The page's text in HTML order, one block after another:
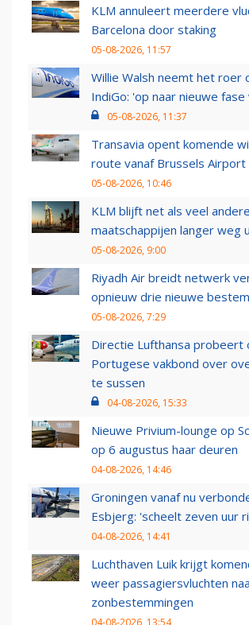
KLM annuleert meerdere
Barcelona door staking
05-08-2026, 11:57
Willie Walsh neemt het roer
IndiGo: 'op naar nieuwe
05-08-2026, 11:37
Transavia opent komende
route vanaf Brussels Airport
05-08-2026, 10:46
KLM blijft net als veel andere
maatschappijen langer weg
05-08-2026, 9:00
Riyadh Air breidt netwerk
opnieuw drie nieuwe
05-08-2026, 7:29
Directie Lufthansa probeert
Portugese vakbond over
te sussen
04-08-2026, 15:33
Nieuwe Privium-lounge op
op 6 augustus haar deuren
04-08-2026, 14:46
Groningen vanaf nu
Esbjerg: 'scheelt zeven uur
04-08-2026, 14:41
Luchthaven Luik krijgt
weer passagiersvluchten
zonbestemmingen
04-08-2026, 13:54